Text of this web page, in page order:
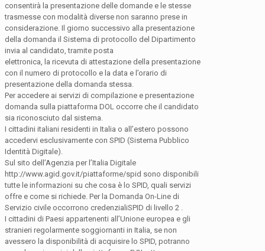
consentirà la presentazione delle domande e le stesse
trasmesse con modalità diverse non saranno prese in
considerazione. Il giorno successivo alla presentazione
della domanda il Sistema di protocollo del Dipartimento
invia al candidato, tramite posta
elettronica, la ricevuta di attestazione della presentazione
con il numero di protocollo e la data e l’orario di
presentazione della domanda stessa.
Per accedere ai servizi di compilazione e presentazione
domanda sulla piattaforma DOL occorre che il candidato
sia riconosciuto dal sistema.
I cittadini italiani residenti in Italia o all’estero possono
accedervi esclusivamente con SPID (Sistema Pubblico
Identità Digitale).
Sul sito dell’Agenzia per l’Italia Digitale
http://www.agid.gov.it/piattaforme/spid sono disponibili
tutte le informazioni su che cosa è lo SPID, quali servizi
offre e come si richiede. Per la Domanda On-Line di
Servizio civile occorrono credenzialiSPID di livello 2 .
I cittadini di Paesi appartenenti all’Unione europea e gli
stranieri regolarmente soggiornanti in Italia, se non
avessero la disponibilità di acquisire lo SPID, potranno